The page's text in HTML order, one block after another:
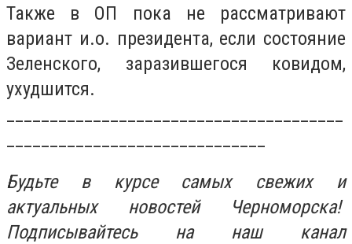
Также в ОП пока не рассматривают
вариант и.о. президента, если состояние
Зеленского, заразившегося ковидом,
ухудшится.
Будьте в курсе самых свежих и
актуальных новостей Черноморска!
Подписывайтесь на наш канал